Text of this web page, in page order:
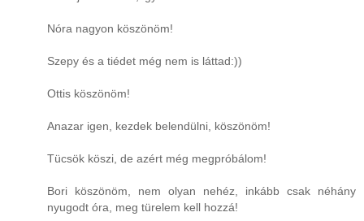
Nóra nagyon köszönöm!
Szepy és a tiédet még nem is láttad:))
Ottis köszönöm!
Anazar igen, kezdek belendülni, köszönöm!
Tücsök köszi, de azért még megpróbálom!
Bori köszönöm, nem olyan nehéz, inkább csak néhány
nyugodt óra, meg türelem kell hozzá!